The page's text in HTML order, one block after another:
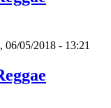
06/05/2018 - 13:21